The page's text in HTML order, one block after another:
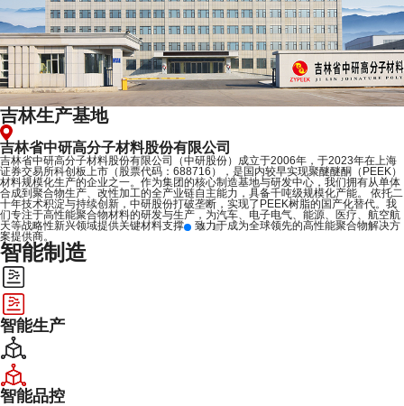
上海研发中心
中研复材（上海）科技开发有限责任公司
中研复材（上海）科技开发有限公司，成立于2024年7月，位于上海市闵行区，是中
研股份在长三角地区布局的全资子公司。 作为中研股份全球研发中心的运营实体，上
海复材将推动中研创新能力向产业链下游延伸。通过构建面向海外客户的技术服务，
海外销售及市场推广团队，使中研复材上海成为承接海外业务和战略性项目的核心平
台，同时成为连接长三角客户与中研总部的技术沟通桥梁。中研复材上海还将建设完
整的复材研发、工艺研发以及复材测试平台，致力于在高功能塑料及热塑性复合材料
领域成为行业领军者。
智能制造
智能生产
智能品控